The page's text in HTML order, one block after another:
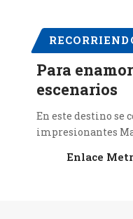
Para
escenarios
En este destino se
impresionantes
Enlace